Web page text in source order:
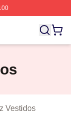
Carlos
Vestidos